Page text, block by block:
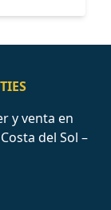
y venta en
del Sol –